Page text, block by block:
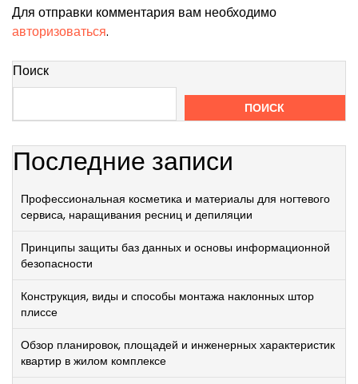
Для отправки комментария вам необходимо
авторизоваться.
Поиск
ПОИСК
Последние записи
Профессиональная косметика и материалы для ногтевого
сервиса, наращивания ресниц и депиляции
Принципы защиты баз данных и основы информационной
безопасности
Конструкция, виды и способы монтажа наклонных штор
плиссе
Обзор планировок, площадей и инженерных характеристик
квартир в жилом комплексе